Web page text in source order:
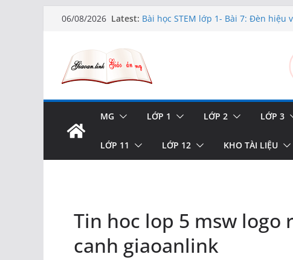
06/08/2026 Latest:
TRẢI NGHIỆM CÔNG CỤ TẠO
HOÀN TOÀN MIỄN PHÍ!
Hướng dẫn chi tiết Tạo form nhập
xóa và có upload ảnh avatar
Bài học STEM lớp 3 Các bộ phận của
TẠO FORM ONLINE – TÙY BIẾN
MG LỚP 1 LỚP 2 LỚP 3
LỚP 11 LỚP 12 KHO TÀI LIỆU
Tin hoc lop 5 msw logo
canh giaoanlink